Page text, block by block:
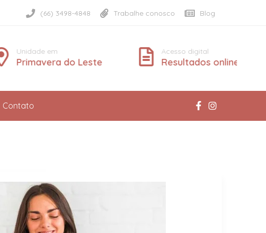
(66) 3498-4848 Trabalhe conosco Blog
Unidade em
Primavera do Leste
Acesso digital
Resultados online
Contato